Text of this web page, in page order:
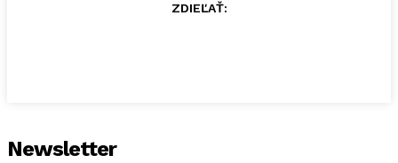
ZDIEĽAŤ:
Newsletter